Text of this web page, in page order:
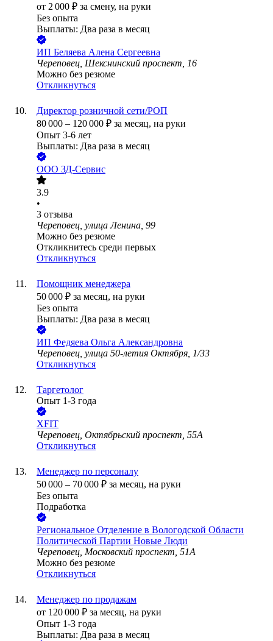
от 2 000 ₽ за смену, на руки
Без опыта
Выплаты: Два раза в месяц
ИП Беляева Алена Сергеевна
Череповец, Шекснинский проспект, 16
Можно без резюме
Откликнуться
Директор розничной сети/РОП
80 000 – 120 000 ₽ за месяц, на руки
Опыт 3-6 лет
Выплаты: Два раза в месяц
ООО ЗД-Сервис
3.9
•
3 отзыва
Череповец, улица Ленина, 99
Можно без резюме
Откликнитесь среди первых
Откликнуться
Помощник менеджера
50 000 ₽ за месяц, на руки
Без опыта
Выплаты: Два раза в месяц
ИП Федяева Ольга Александровна
Череповец, улица 50-летия Октября, 1/33
Откликнуться
Таргетолог
Опыт 1-3 года
XFIT
Череповец, Октябрьский проспект, 55А
Откликнуться
Менеджер по персоналу
50 000 – 70 000 ₽ за месяц, на руки
Без опыта
Подработка
Региональное Отделение в Вологодской Области
Политической Партии Новые Люди
Череповец, Московский проспект, 51А
Можно без резюме
Откликнуться
Менеджер по продажам
от 120 000 ₽ за месяц, на руки
Опыт 1-3 года
Выплаты: Два раза в месяц